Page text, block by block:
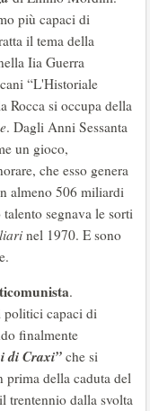
più capaci di
il tema della
Iia Guerra
“L'Historiale
Rocca si occupa della
. Dagli Anni Sessanta
un gioco,
che esso genera
almeno 506 miliardi
segnava le sorti
nel 1970. E sono
.
politici capaci di
finalmente
di Craxi” che si
prima della caduta del
trentennio dalla svolta